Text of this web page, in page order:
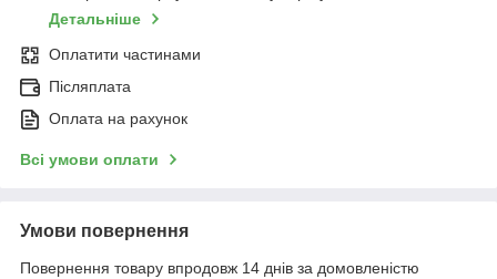
Детальніше
Оплатити частинами
Післяплата
Оплата на рахунок
Всі умови оплати
Умови повернення
Повернення товару впродовж 14 днів за домовленістю